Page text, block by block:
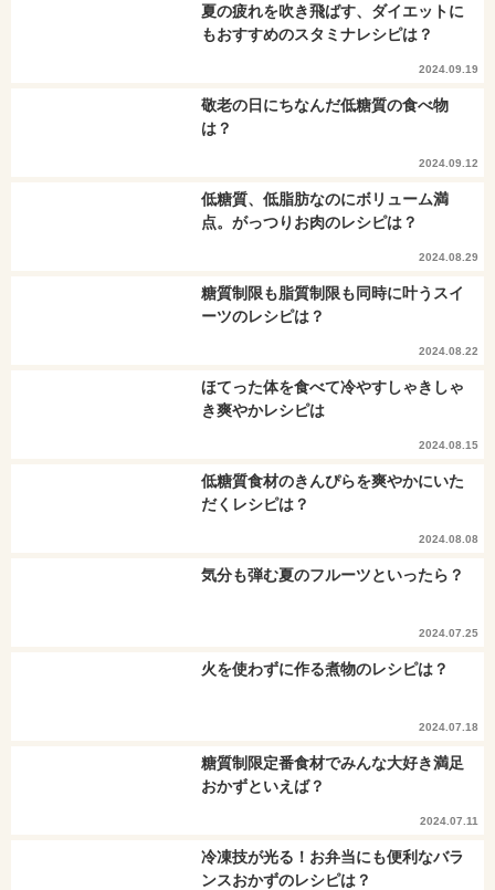
夏の疲れを吹き飛ばす、ダイエットに
もおすすめのスタミナレシピは？
2024.09.19
敬老の日にちなんだ低糖質の食べ物
は？
2024.09.12
低糖質、低脂肪なのにボリューム満
点。がっつりお肉のレシピは？
2024.08.29
糖質制限も脂質制限も同時に叶うスイ
ーツのレシピは？
2024.08.22
ほてった体を食べて冷やすしゃきしゃ
き爽やかレシピは
2024.08.15
低糖質食材のきんぴらを爽やかにいた
だくレシピは？
2024.08.08
気分も弾む夏のフルーツといったら？
2024.07.25
火を使わずに作る煮物のレシピは？
2024.07.18
糖質制限定番食材でみんな大好き満足
おかずといえば？
2024.07.11
冷凍技が光る！お弁当にも便利なバラ
ンスおかずのレシピは？